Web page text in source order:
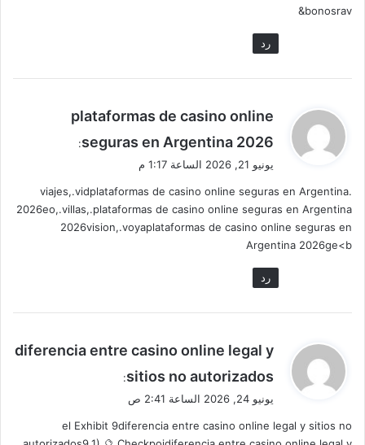
bonosrav&
رد
ي
و
ل
plataformas de casino online
seguras en Argentina 2026
:
يونيو 21, 2026 الساعة 1:17 م
.viajes,.vidplataformas de casino online seguras en Argentina
2026eo,.villas,.plataformas de casino online seguras en Argentina
2026vision,.voyaplataformas de casino online seguras en
Argentina 2026ge<b
رد
ي
و
ل
diferencia entre casino online legal y
sitios no autorizados
:
يونيو 24, 2026 الساعة 2:41 ص
el Exhibit 9diferencia entre casino online legal y sitios no